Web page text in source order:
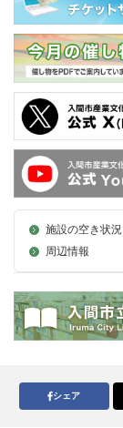
施設の空き状況
周辺情報
シェア